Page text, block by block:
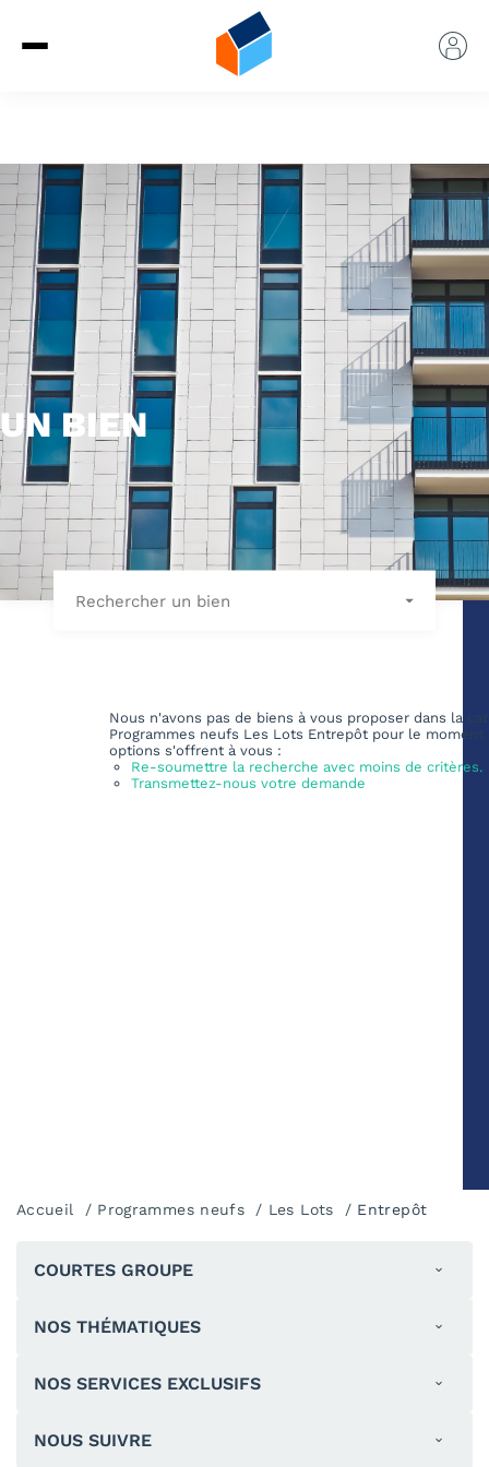
UN BIEN
Rechercher un bien
Nous n'avons pas de biens à vous proposer dans la
Programmes neufs Les Lots Entrepôt pour le moment
options s'offrent à vous :
Re-soumettre la recherche avec moins de critères.
Transmettez-nous votre demande
Accueil Programmes neufs Les Lots Entrepôt
COURTES GROUPE
NOS THÉMATIQUES
NOS SERVICES EXCLUSIFS
NOUS SUIVRE